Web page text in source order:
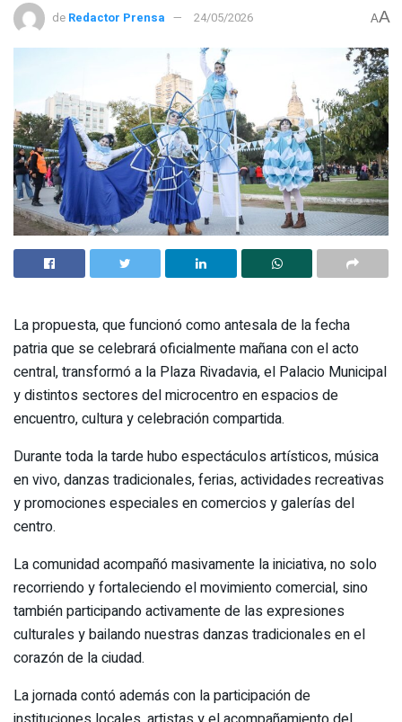
de Redactor Prensa 24/05/2026 AA
La propuesta, que funcionó como antesala de la fecha
patria que se celebrará oficialmente mañana con el acto
central, transformó a la Plaza Rivadavia, el Palacio Municipal
y distintos sectores del microcentro en espacios de
encuentro, cultura y celebración compartida.
Durante toda la tarde hubo espectáculos artísticos, música
en vivo, danzas tradicionales, ferias, actividades recreativas
y promociones especiales en comercios y galerías del
centro.
La comunidad acompañó masivamente la iniciativa, no solo
recorriendo y fortaleciendo el movimiento comercial, sino
también participando activamente de las expresiones
culturales y bailando nuestras danzas tradicionales en el
corazón de la ciudad.
La jornada contó además con la participación de